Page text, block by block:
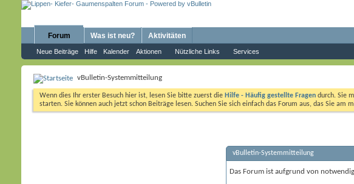
Forum
Neue Beiträge Hilfe Kalender Aktionen Nützliche Links Services
Was ist neu? Aktivitäten
vBulletin-Systemmitteilung
Wenn dies Ihr erster Besuch hier ist, lesen Sie bitte zuerst die Hilfe - Häufig gestellte Fragen durch. Sie
starten. Sie können auch jetzt schon Beiträge lesen. Suchen Sie sich einfach das Forum aus, das Sie am
vBulletin-Systemmitteilung
Das Forum ist aufgrund von